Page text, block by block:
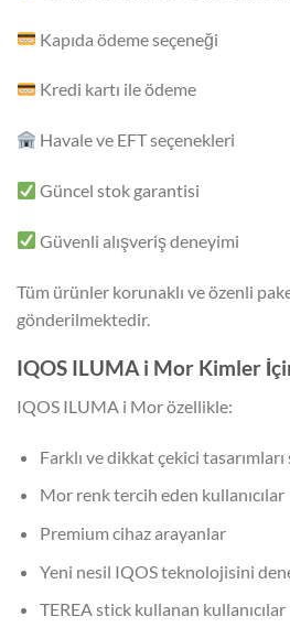
Kapıda ödeme seçeneği
Kredi kartı ile ödeme
Havale ve EFT seçenekleri
Güncel stok garantisi
Güvenli alışveriş deneyimi
Tüm ürünler korunaklı ve özenli
gönderilmektedir.
IQOS ILUMA i Mor Kimler
IQOS ILUMA i Mor özellikle:
Farklı ve dikkat çekici
Mor renk tercih eden kullanıcılar
Premium cihaz arayanlar
Yeni nesil IQOS teknolojisini
TEREA stick kullanan kullanıcılar